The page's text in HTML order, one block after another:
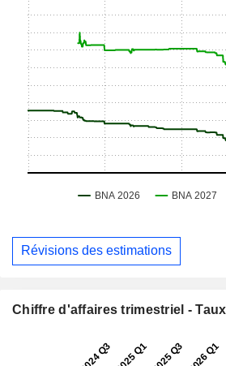
Révisions des estimations
Chiffre d'affaires trimestriel -